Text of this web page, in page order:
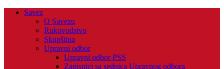
Savez
O Savezu
Rukovodstvo
Skupština
Upravni odbor
Upravni odbor PSS
Zapisnici sa sednica Upravnog odbora